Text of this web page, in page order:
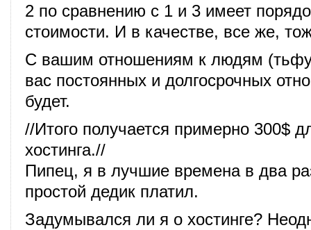
2 по сравнению с 1 и 3 имеет
стоимости. И в качестве, все же,
С вашим отношениям к людям
вас постоянных и долгосрочных
будет.
//Итого получается примерно 300$
хостинга.//
Пипец, я в лучшие времена в два
простой дедик платил.
Задумывался ли я о хостинге?